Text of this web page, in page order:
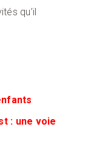
qu’il
: une voie